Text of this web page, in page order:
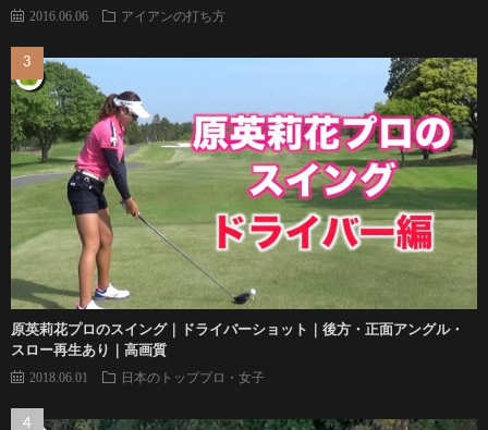
2016.06.06 アイアンの打ち方
原英莉花プロのスイング｜ドライバーショット｜後方・正面アングル・
スロー再生あり｜高画質
2018.06.01 日本のトッププロ・女子